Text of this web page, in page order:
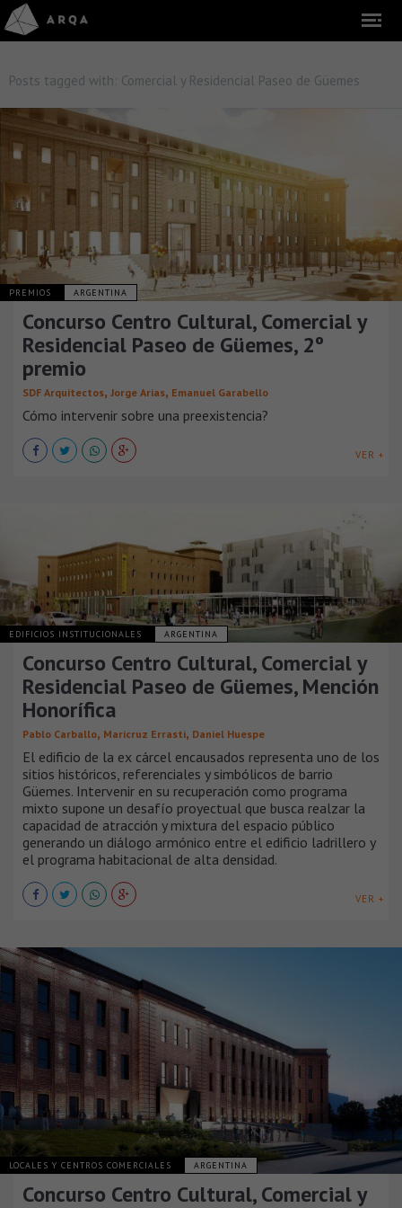
Posts tagged with: Comercial y Residencial Paseo de Güemes
PREMIOS ARGENTINA
Concurso Centro Cultural, Comercial y
Residencial Paseo de Güemes, 2º
premio
SDF Arquitectos, Jorge Arias, Emanuel Garabello
Cómo intervenir sobre una preexistencia?
VER +
EDIFICIOS INSTITUCIONALES ARGENTINA
Concurso Centro Cultural, Comercial y
Residencial Paseo de Güemes, Mención
Honorífica
Pablo Carballo, Maricruz Errasti, Daniel Huespe
El edificio de la ex cárcel encausados representa uno de los
sitios históricos, referenciales y simbólicos de barrio
Güemes. Intervenir en su recuperación como programa
mixto supone un desafío proyectual que busca realzar la
capacidad de atracción y mixtura del espacio público
generando un diálogo armónico entre el edificio ladrillero y
el programa habitacional de alta densidad.
VER +
LOCALES Y CENTROS COMERCIALES ARGENTINA
Concurso Centro Cultural, Comercial y